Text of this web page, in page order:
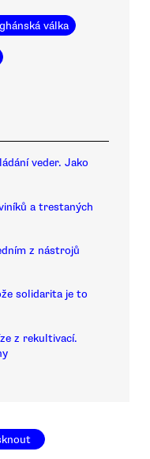
válka
veder. Jako
a trestaných
z nástrojů
solidarita je to
z rekultivací.